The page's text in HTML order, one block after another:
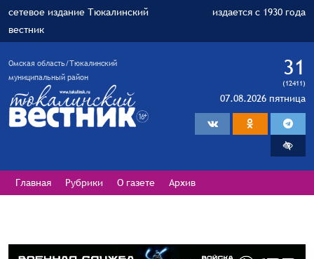
сетевое издание Тюкалинский
вестник
издается с 1930 года
Омская область/Тюкалинский
муниципальный район
31
(12411)
07.08.2026 пятница
Главная Рубрики О газете Архив